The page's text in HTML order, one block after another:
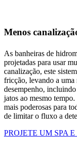
Menos
As banheiras de
projetadas para usar
canalização, este
fricção, levando a
desempenho,
jatos ao mesmo
mais poderosas para
de limitar o fluxo a
PROJETE UM SPA